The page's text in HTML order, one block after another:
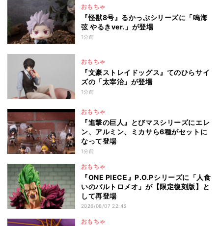
おもちゃ
『怪獣8号』るかっぷシリーズに「鳴海
弦 やるきver.」が登場
1分前
おもちゃ
『文豪ストレイドッグス』てのひらサイ
ズの「太宰治」が登場
1分前
おもちゃ
『進撃の巨人』とびマスシリーズにエレ
ン、アルミン、ミカサら6種がセットに
なって登場
1分前
おもちゃ
『ONE PIECE』P.O.Pシリーズに「人食
いのバルトロメオ」が【限定復刻版】と
して再登場
2026/08/07 22:45
おもちゃ